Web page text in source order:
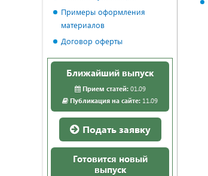
Примеры оформления
материалов
Договор оферты
Ближайший выпуск
Прием статей:01.09
Публикация на сайте: 11.09
Подать заявку
Готовится новый
выпуск